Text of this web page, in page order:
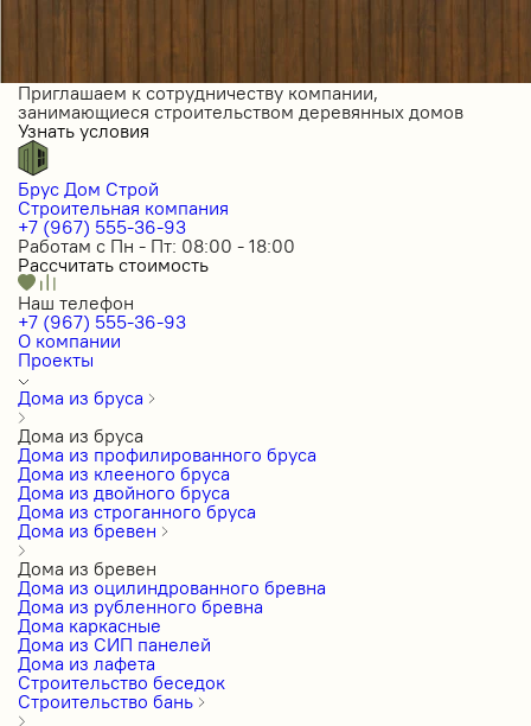
Приглашаем к сотрудничеству компании,
занимающиеся строительством деревянных домов
Узнать условия
Брус Дом Строй
Строительная компания
+7 (967) 555-36-93
Работам с Пн - Пт: 08:00 - 18:00
Рассчитать стоимость
Наш телефон
+7 (967) 555-36-93
О компании
Проекты
Дома из бруса
Дома из бруса
Дома из профилированного бруса
Дома из клееного бруса
Дома из двойного бруса
Дома из строганного бруса
Дома из бревен
Дома из бревен
Дома из оцилиндрованного бревна
Дома из рубленного бревна
Дома каркасные
Дома из СИП панелей
Дома из лафета
Строительство беседок
Строительство бань